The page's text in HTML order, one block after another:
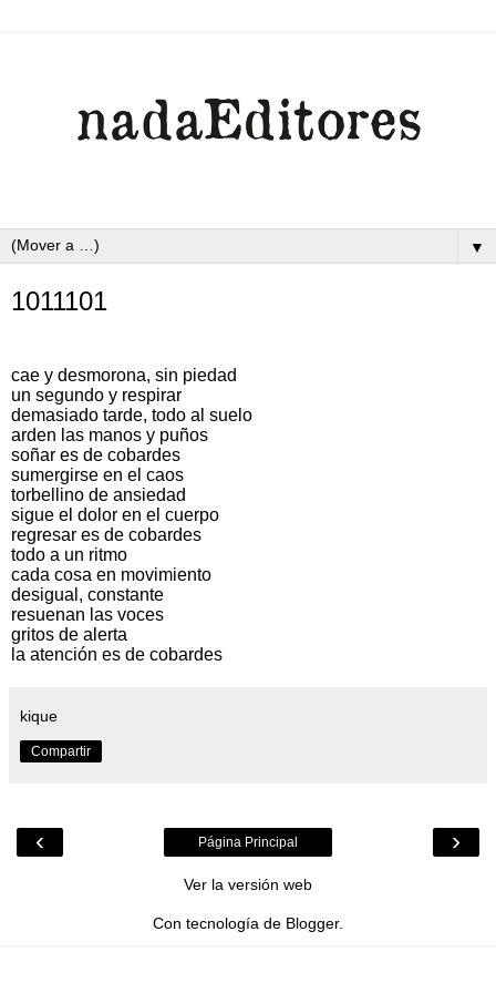
▼
1011101
cae y desmorona, sin piedad
un segundo y respirar
demasiado tarde, todo al suelo
arden las manos y puños
soñar es de cobardes
sumergirse en el caos
torbellino de ansiedad
sigue el dolor en el cuerpo
regresar es de cobardes
todo a un ritmo
cada cosa en movimiento
desigual, constante
resuenan las voces
gritos de alerta
la atención es de cobardes
kique
Compartir
‹ ›
Página Principal
Ver la versión web
Con tecnología de Blogger.